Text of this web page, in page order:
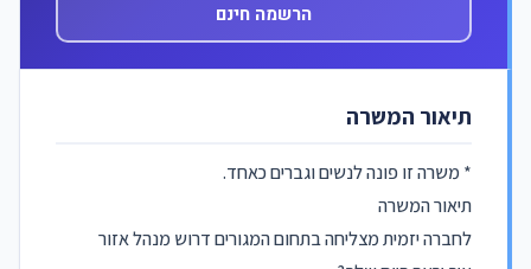
הרשמה חינם
תיאור המשרה
* משרה זו פונה לנשים וגברים כאחד.
תיאור המשרה
לחברה יזמית מצליחה בתחום המגורים דרוש מנהל אזור